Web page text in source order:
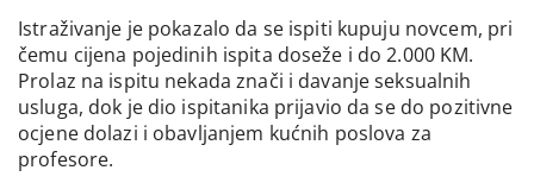
Istraživanje je pokazalo da se ispiti kupuju novcem, pri
čemu cijena pojedinih ispita doseže i do 2.000 KM.
Prolaz na ispitu nekada znači i davanje seksualnih
usluga, dok je dio ispitanika prijavio da se do pozitivne
ocjene dolazi i obavljanjem kućnih poslova za
profesore.